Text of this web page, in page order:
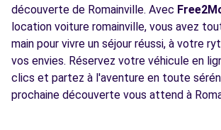
découverte de Romainville. Avec
location voiture romainville, vous avez
main pour vivre un séjour réussi, à votre
vos envies. Réservez votre véhicule en
clics et partez à l'aventure en toute
prochaine découverte vous attend à